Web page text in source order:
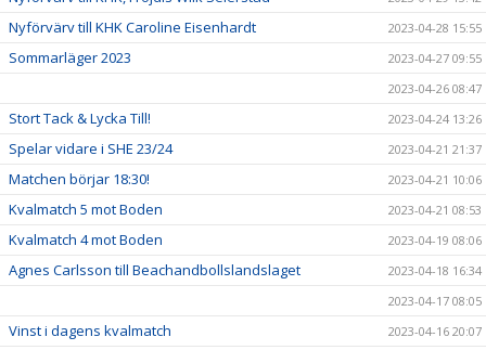
Nyförvärv till KHK Caroline Eisenhardt 2023-04-28 15:55
Sommarläger 2023
2023-04-27 09:55
2023-04-26 08:47
Stort Tack & Lycka Till! 2023-04-24 13:26
Spelar vidare i SHE 23/24 2023-04-21 21:37
Matchen börjar 18:30! 2023-04-21 10:06
Kvalmatch 5 mot Boden 2023-04-21 08:53
Kvalmatch 4 mot Boden 2023-04-19 08:06
Agnes Carlsson till Beachandbollslandslaget
2023-04-18 16:34
2023-04-17 08:05
Vinst i dagens kvalmatch 2023-04-16 20:07